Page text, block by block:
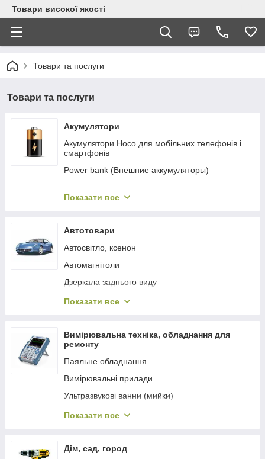
Товари високої якості
Товари та послуги
Товари та послуги
Акумулятори
Акумулятори Hoco для мобільних телефонів і
смартфонів
Power bank (Внешние аккумуляторы)
Батарейки
Показати все
Автотовари
Автосвітло, ксенон
Автомагнітоли
Дзеркала заднього виду
Автомобільні відеореєстратори
Парктроніки (паркувальні системи)
Паркувальні камери, монітори
Автонавігатори
Система контролю тиску в шинах
Fm модулятори
Автомобільні пилососи
Показати все
Вимірювальна техніка, обладнання для
ремонту
Паяльне обладнання
Вимірювальні прилади
Ультразвукові ванни (мийки)
Мікроскопи
Інструмент для ремонту
Показати все
Дім, сад, город